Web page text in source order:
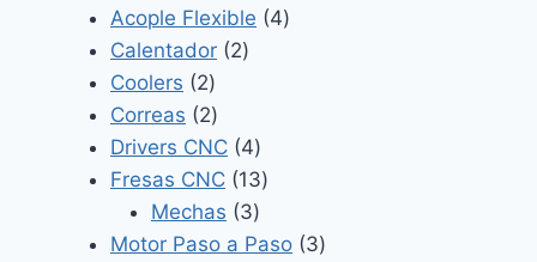
Acople Flexible 44
Calentador 22
Coolers 22
productos
Correas 22
productos
Drivers CNC 44
productos
Fresas CNC 1313
Mechas 33
productos
Motor Paso a Paso 33